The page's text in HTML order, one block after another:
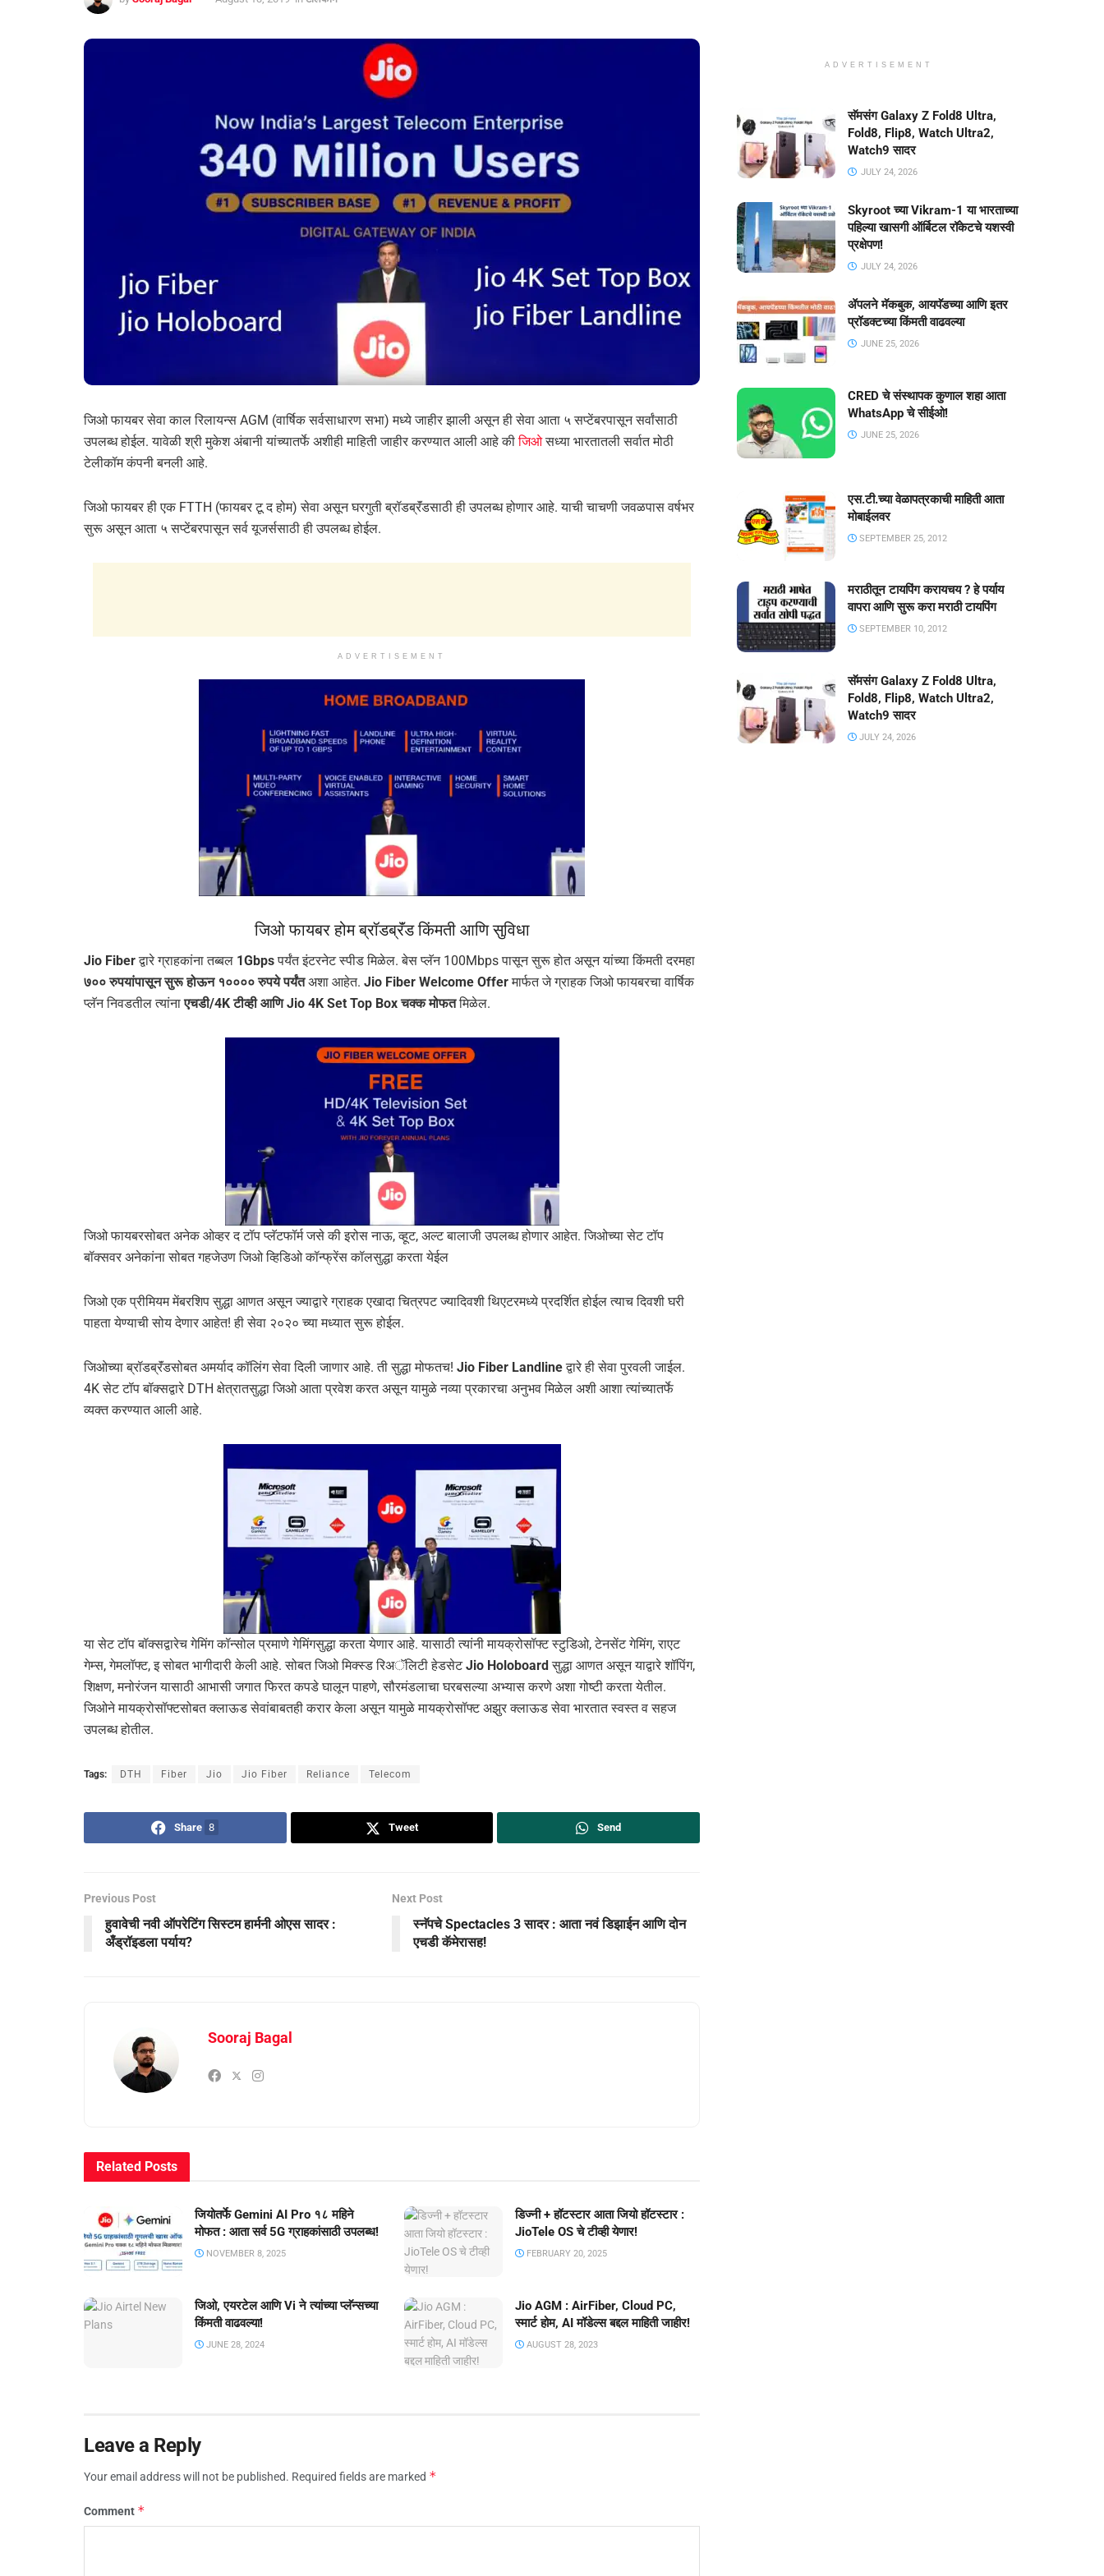
जिओ फायबर सेवा काल रिलायन्स AGM (वार्षिक सर्वसाधारण सभा) मध्ये जाहीर झाली असून ही सेवा आता ५ सप्टेंबरपासून सर्वांसाठी
उपलब्ध होईल. यावेळी श्री मुकेश अंबानी यांच्यातर्फे अशीही माहिती जाहीर करण्यात आली आहे कीजिओसध्या भारतातली सर्वात मोठी
टेलीकॉम कंपनी बनली आहे.
जिओ फायबर ही एक FTTH (फायबर टू द होम) सेवा असून घरगुती ब्रॉडब्रॅंडसाठी ही उपलब्ध होणार आहे. याची चाचणी जवळपास वर्षभर
सुरू असून आता ५ सप्टेंबरपासून सर्व यूजर्ससाठी ही उपलब्ध होईल.
ADVERTISEMENT
जिओ फायबर होम ब्रॉडब्रॅंड किंमती आणि सुविधा
Jio Fiberद्वारे ग्राहकांना तब्बल 1Gbpsपर्यंत इंटरनेट स्पीड मिळेल. बेस प्लॅन 100Mbps पासून सुरू होत असून यांच्या किंमती दरमहा
७०० रुपयांपासून सुरू होऊन १०००० रुपये पर्यंतअशा आहेत. Jio Fiber Welcome Offerमार्फत जे ग्राहक जिओ फायबरचा वार्षिक
प्लॅन निवडतील त्यांनाएचडी/4K टीव्ही आणि Jio 4K Set Top Box चक्क मोफतमिळेल.
जिओ फायबरसोबत अनेक ओव्हर द टॉप प्लॅटफॉर्म जसे की इरोस नाऊ, व्हूट, अल्ट बालाजी उपलब्ध होणार आहेत. जिओच्या सेट टॉप
बॉक्सवर अनेकांना सोबत गहजेउण जिओ व्हिडिओ कॉन्फ्रेंस कॉलसुद्धा करता येईल
जिओ एक प्रीमियम मेंबरशिप सुद्धा आणत असून ज्याद्वारे ग्राहक एखादा चित्रपट ज्यादिवशी थिएटरमध्ये प्रदर्शित होईल त्याच दिवशी घरी
पाहता येण्याची सोय देणार आहेत! ही सेवा २०२० च्या मध्यात सुरू होईल.
जिओच्या ब्रॉडब्रॅंडसोबत अमर्याद कॉलिंग सेवा दिली जाणार आहे. ती सुद्धा मोफतच! Jio Fiber Landlineद्वारे ही सेवा पुरवली जाईल.
4K सेट टॉप बॉक्सद्वारे DTH क्षेत्रातसुद्धा जिओ आता प्रवेश करत असून यामुळे नव्या प्रकारचा अनुभव मिळेल अशी आशा त्यांच्यातर्फे
व्यक्त करण्यात आली आहे.
या सेट टॉप बॉक्सद्वारेच गेमिंग कॉन्सोल प्रमाणे गेमिंगसुद्धा करता येणार आहे. यासाठी त्यांनी मायक्रोसॉफ्ट स्टुडिओ, टेनसेंट गेमिंग, राएट
गेम्स, गेमलॉफ्ट, इ सोबत भागीदारी केली आहे. सोबत जिओ मिक्स्ड रिअॅलिटी हेडसेटJio Holoboard सुद्धा आणत असून याद्वारे शॉपिंग,
शिक्षण, मनोरंजन यासाठी आभासी जगात फिरत कपडे घालून पाहणे, सौरमंडलाचा घरबसल्या अभ्यास करणे अशा गोष्टी करता येतील.
जिओने मायक्रोसॉफ्टसोबत क्लाऊड सेवांबाबतही करार केला असून यामुळे मायक्रोसॉफ्ट अझुर क्लाऊड सेवा भारतात स्वस्त व सहज
उपलब्ध होतील.
Tags: DTH Fiber Jio Jio Fiber Reliance Telecom
Share 8 Tweet Send
Previous Post
हुवावेची नवी ऑपरेटिंग सिस्टम हार्मनी ओएस सादर :
अँड्रॉइडला पर्याय?
Next Post
स्नॅपचे Spectacles 3 सादर : आता नवं डिझाईन आणि दोन
एचडी कॅमेरासह!
Sooraj Bagal
Related Posts
जियोतर्फे Gemini AI Pro १८ महिने
मोफत : आता सर्व 5G ग्राहकांसाठी उपलब्ध!
NOVEMBER 8, 2025
डिज्नी + हॉटस्टार आता जियो हॉटस्टार :
JioTele OS चे टीव्ही येणार!
FEBRUARY 20, 2025
जिओ, एयरटेल आणि Vi ने त्यांच्या प्लॅन्सच्या
किंमती वाढवल्या!
JUNE 28, 2024
Jio AGM : AirFiber, Cloud PC,
स्मार्ट होम, AI मॉडेल्स बद्दल माहिती जाहीर!
AUGUST 28, 2023
Leave a Reply
Your email address will not be published. Required fields are marked *
Comment *
ADVERTISEMENT
सॅमसंग Galaxy Z Fold8 Ultra,
Fold8, Flip8, Watch Ultra2,
Watch9 सादर
JULY 24, 2026
Skyroot च्या Vikram-1 या भारताच्या
पहिल्या खासगी ऑर्बिटल रॉकेटचे यशस्वी
प्रक्षेपण!
JULY 24, 2026
ॲपलने मॅकबुक, आयपॅडच्या आणि इतर
प्रॉडक्टच्या किंमती वाढवल्या
JUNE 25, 2026
CRED चे संस्थापक कुणाल शहा आता
WhatsApp चे सीईओ!
JUNE 25, 2026
एस.टी.च्या वेळापत्रकाची माहिती आता
मोबाईलवर
SEPTEMBER 25, 2012
मराठीतून टायपिंग करायचय ? हे पर्याय
वापरा आणि सुरू करा मराठी टायपिंग
SEPTEMBER 10, 2012
सॅमसंग Galaxy Z Fold8 Ultra,
Fold8, Flip8, Watch Ultra2,
Watch9 सादर
JULY 24, 2026